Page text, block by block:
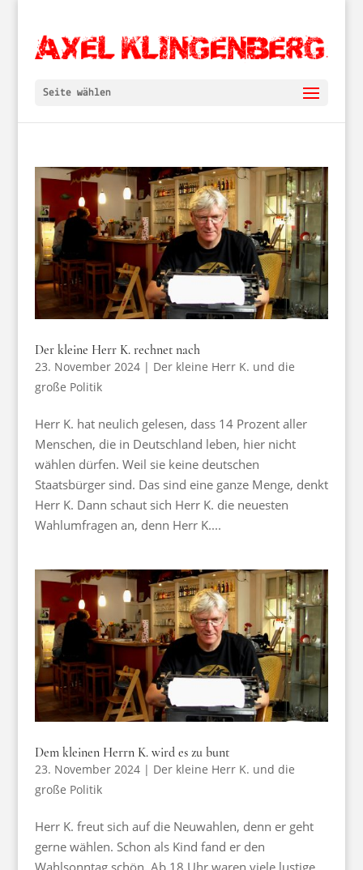
Seite wählen
Der kleine Herr K. rechnet nach
23. November 2024| Der kleine Herr K. und die
große Politik
Herr K. hat neulich gelesen, dass 14 Prozent aller
Menschen, die in Deutschland leben, hier nicht
wählen dürfen. Weil sie keine deutschen
Staatsbürger sind. Das sind eine ganze Menge, denkt
Herr K. Dann schaut sich Herr K. die neuesten
Wahlumfragen an, denn Herr K....
Dem kleinen Herrn K. wird es zu bunt
23. November 2024| Der kleine Herr K. und die
große Politik
Herr K. freut sich auf die Neuwahlen, denn er geht
gerne wählen. Schon als Kind fand er den